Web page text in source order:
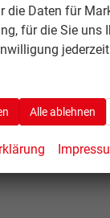
die Daten für
für die Sie uns
Alle ablehnen